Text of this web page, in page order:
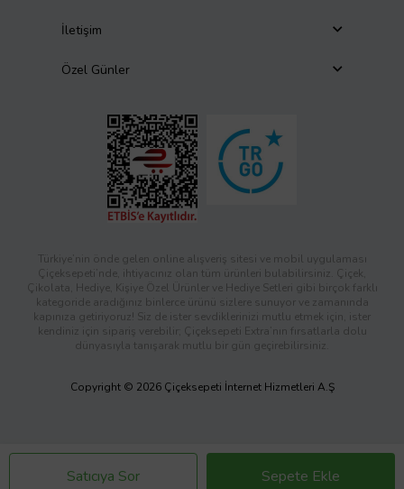
Satıcıya Sor Sepete Ekle
İletişim
Özel Günler
Türkiye’nin önde gelen online alışveriş sitesi ve mobil uygulaması
Çiçeksepeti’nde, ihtiyacınız olan tüm ürünleri bulabilirsiniz. Çiçek,
Çikolata, Hediye, Kişiye Özel Ürünler ve Hediye Setleri gibi birçok farklı
kategoride aradığınız binlerce ürünü sizlere sunuyor ve zamanında
kapınıza getiriyoruz! Siz de ister sevdiklerinizi mutlu etmek için, ister
kendiniz için sipariş verebilir; Çiçeksepeti Extra’nın fırsatlarla dolu
dünyasıyla tanışarak mutlu bir gün geçirebilirsiniz.
Copyright © 2026 Çiçeksepeti İnternet Hizmetleri A.Ş